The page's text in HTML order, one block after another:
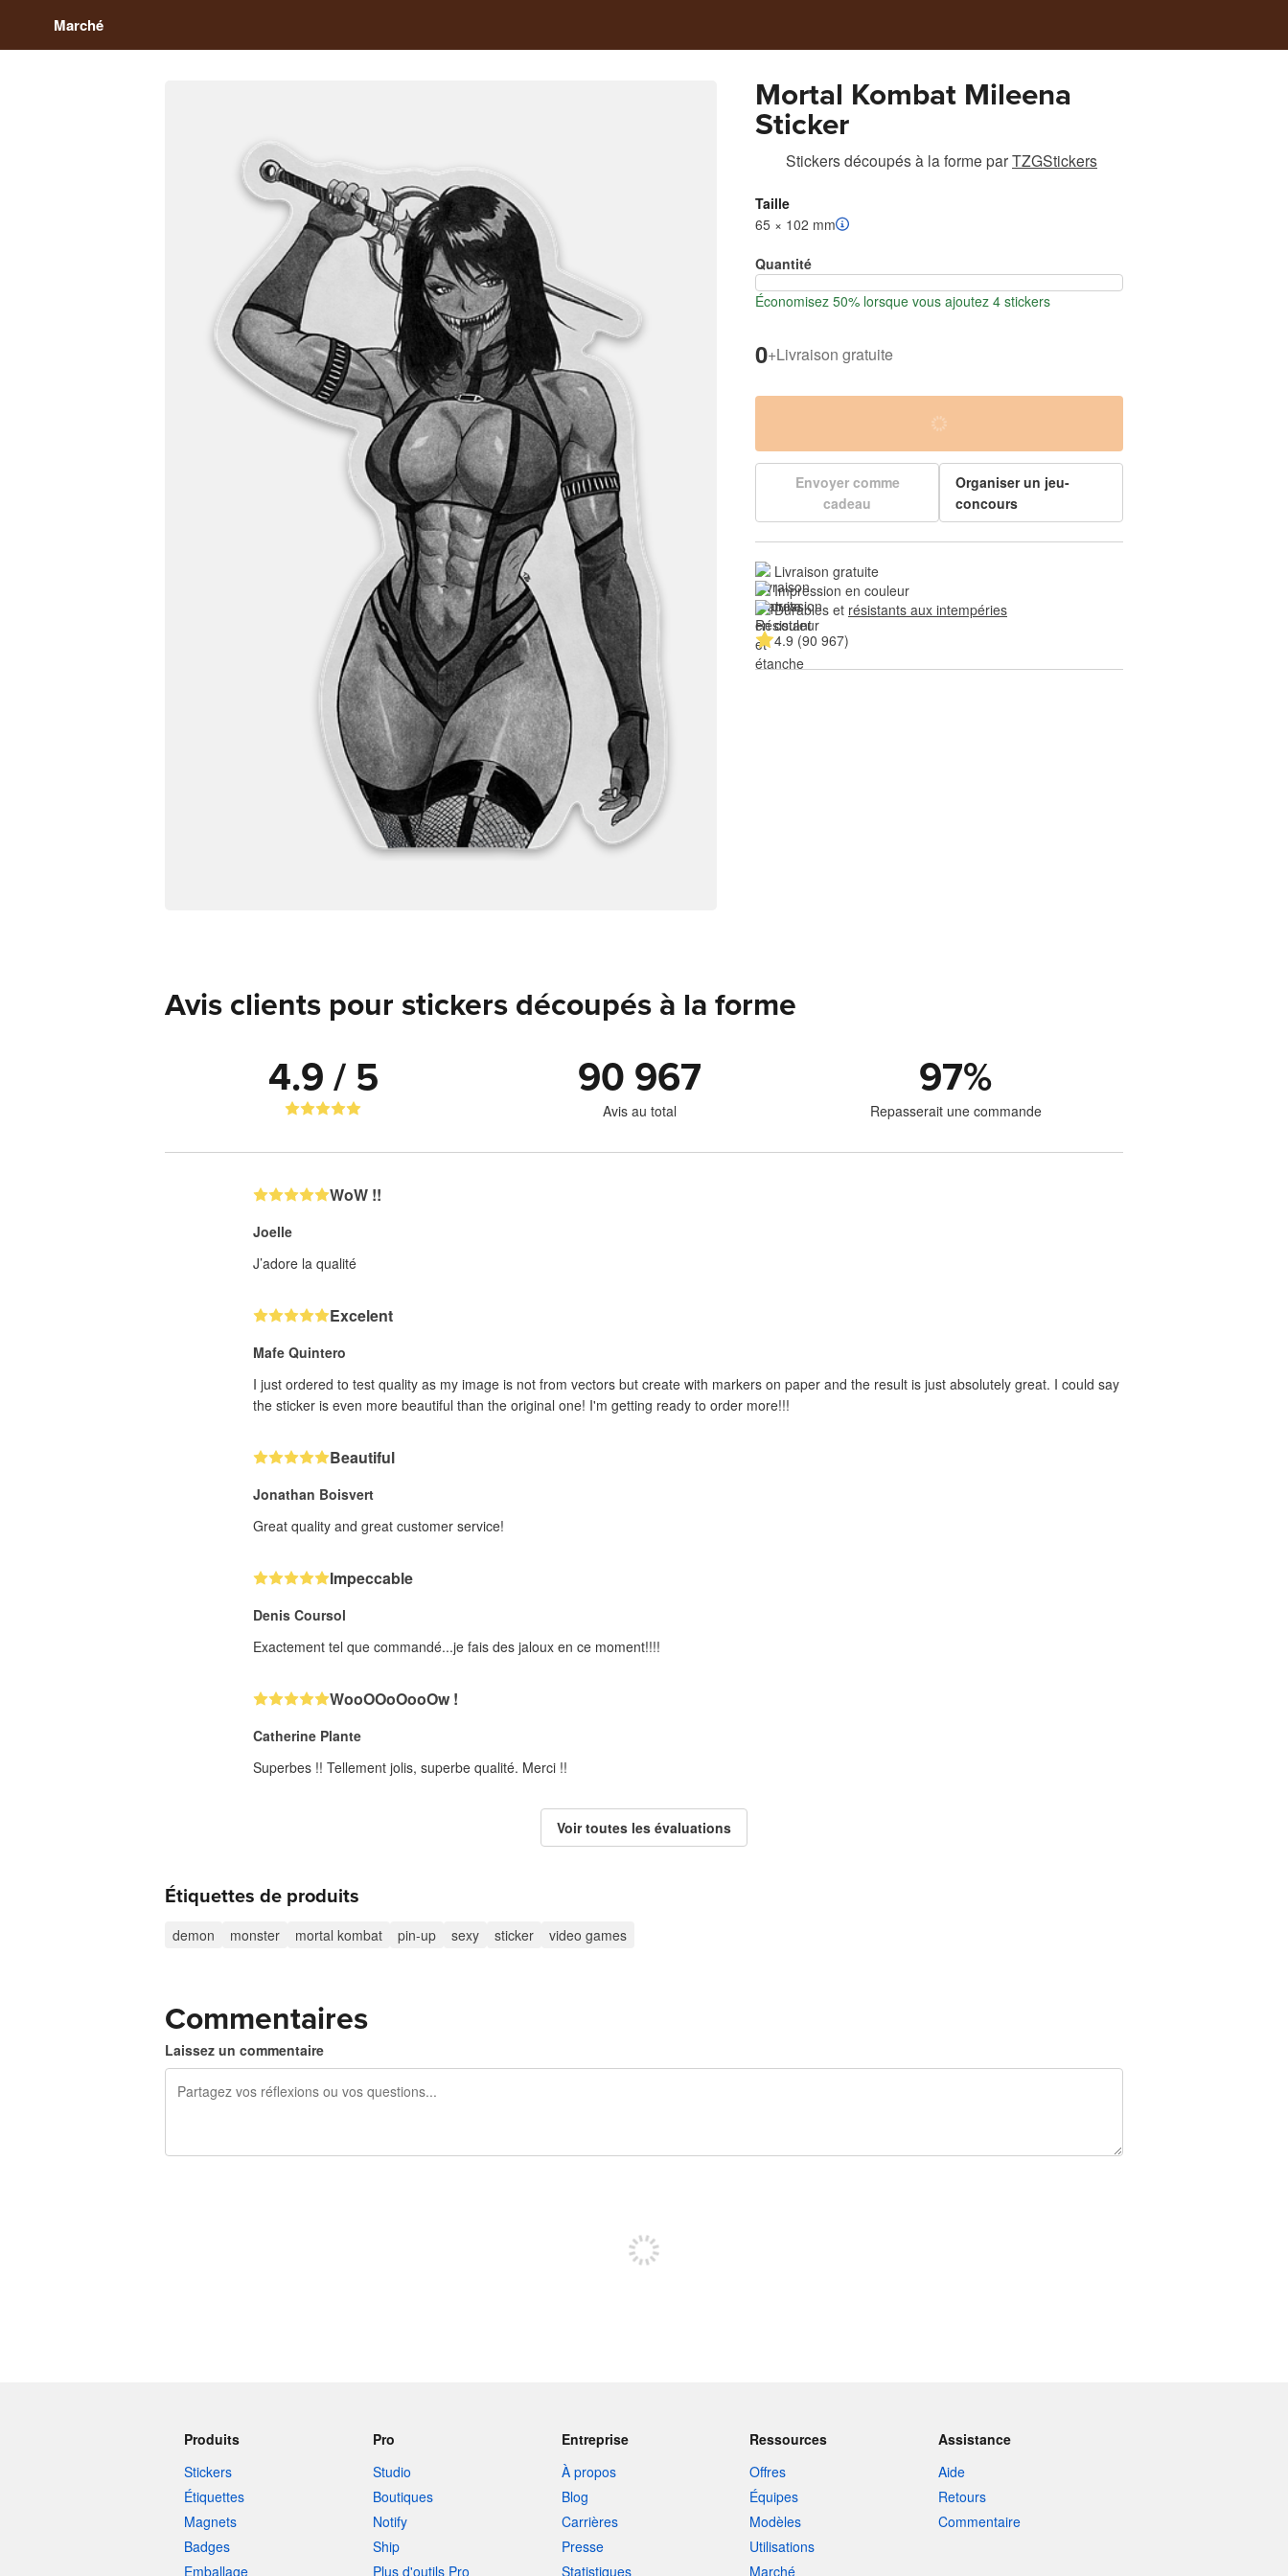
Marché
Mortal Kombat Mileena
Sticker
Stickers découpés à la forme parTZGStickers
Taille
65 × 102 mm
Quantité
Économisez 50% lorsque vous ajoutez 4 stickers
0+Livraison gratuite
Envoyer comme
cadeau
Organiser un jeu-
concours
Livraison gratuite
Impression en couleur
Durables et résistants aux intempéries
4.9 (90 967)
Avis clients pour stickers découpés à la forme
4.9 / 5 90 967
Avis au total
97%
Repasserait une commande
WoW !!
Joelle
J’adore la qualité
Excelent
Mafe Quintero
I just ordered to test quality as my image is not from vectors but create with markers on paper and the result is just absolutely great. I could say
the sticker is even more beautiful than the original one! I'm getting ready to order more!!!
Beautiful
Jonathan Boisvert
Great quality and great customer service!
Impeccable
Denis Coursol
Exactement tel que commandé...je fais des jaloux en ce moment!!!!
WooOOoOooOw !
Catherine Plante
Superbes !! Tellement jolis, superbe qualité. Merci !!
Voir toutes les évaluations
Étiquettes de produits
demon monster mortal kombat pin-up sexy sticker video games
Commentaires
Laissez un commentaire
Produits
Stickers
Étiquettes
Magnets
Badges
Emballage
Pro
Studio
Boutiques
Notify
Ship
Plus d'outils Pro
Entreprise
À propos
Blog
Carrières
Presse
Statistiques
Ressources
Offres
Équipes
Modèles
Utilisations
Marché
Assistance
Aide
Retours
Commentaire